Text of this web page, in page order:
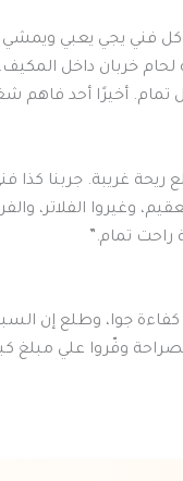
فني يجي يعبي
خربان داخل المكيف.
أخيرًا أحد فاهم
ريحة غريبة. جربنا
وغيروا الفلاتر،
راحت تمام.”
كفاءة جوا، وطلع إن
وفّروا علي مبلغ